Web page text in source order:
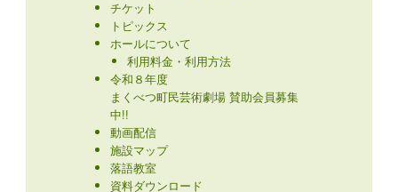
チケット
トピックス
ホールについて
利用料金・利用方法
令和８年度
まくべつ町民芸術劇場 賛助会員募集
中!!
動画配信
施設マップ
落語教室
資料ダウンロード